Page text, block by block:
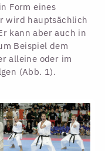
Form eines
wird hauptsächlich
kann aber auch in
Beispiel dem
alleine oder im
(Abb. 1).